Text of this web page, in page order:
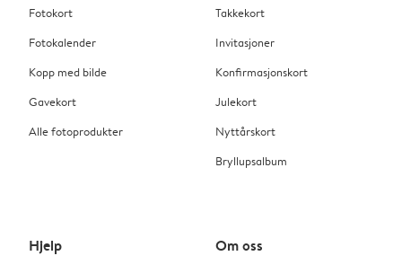
Fotokort
Fotokalender
Kopp med bilde
Gavekort
Alle fotoprodukter
Takkekort
Invitasjoner
Konfirmasjonskort
Julekort
Nyttårskort
Bryllupsalbum
Hjelp Om oss